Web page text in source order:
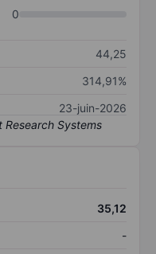
0
44,25
314,91%
23-juin-2026
35,12
-